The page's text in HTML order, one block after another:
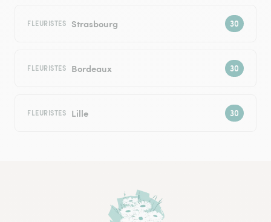
FLEURISTES Strasbourg
FLEURISTES Bordeaux
FLEURISTES Lille